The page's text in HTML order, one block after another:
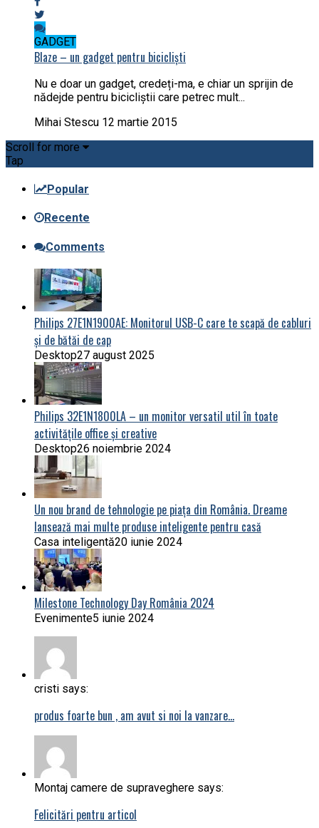
GADGET
Blaze – un gadget pentru bicicliști
Nu e doar un gadget, credeți-ma, e chiar un sprijin de
nădejde pentru bicicliștii care petrec mult...
Mihai Stescu 12 martie 2015
Scroll for more
Tap
Popular
Recente
Comments
Philips 27E1N1900AE: Monitorul USB-C care te scapă de cabluri
și de bătăi de cap
Desktop27 august 2025
Philips 32E1N1800LA – un monitor versatil util în toate
activitățile office și creative
Desktop26 noiembrie 2024
Un nou brand de tehnologie pe piața din România. Dreame
lansează mai multe produse inteligente pentru casă
Casa inteligentă20 iunie 2024
Milestone Technology Day România 2024
Evenimente5 iunie 2024
cristi says:
produs foarte bun , am avut si noi la vanzare…
Montaj camere de supraveghere says:
Felicitări pentru articol